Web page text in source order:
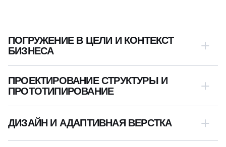
ПОГРУЖЕНИЕ В ЦЕЛИ И КОНТЕКСТ
БИЗНЕСА
ПРОЕКТИРОВАНИЕ СТРУКТУРЫ И
ПРОТОТИПИРОВАНИЕ
ДИЗАЙН И АДАПТИВНАЯ ВЕРСТКА